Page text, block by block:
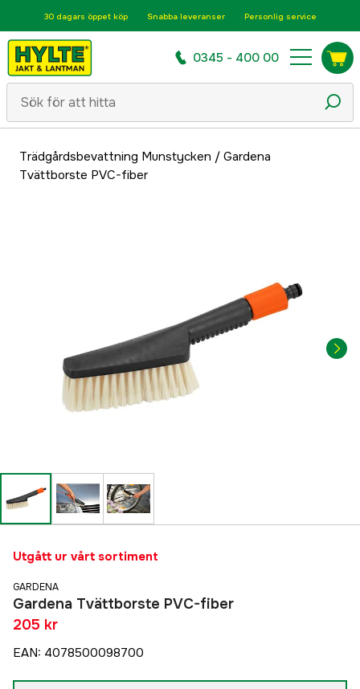
30 dagars öppet köp Snabba leveranser Personlig service
0345 - 400 00
Trädgårdsbevattning Munstycken / Gardena
Tvättborste PVC-fiber
Utgått ur vårt sortiment
GARDENA
Gardena Tvättborste PVC-fiber
205 kr
EAN: 4078500098700